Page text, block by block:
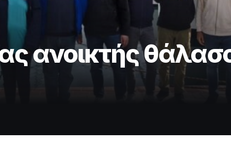
ανοικτής